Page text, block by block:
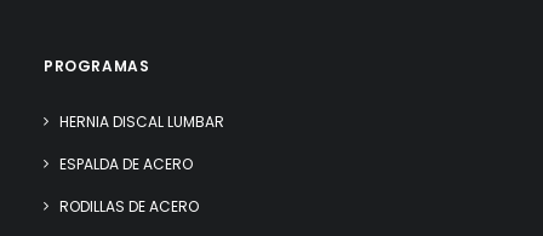
PROGRAMAS
HERNIA DISCAL LUMBAR
ESPALDA DE ACERO
RODILLAS DE ACERO